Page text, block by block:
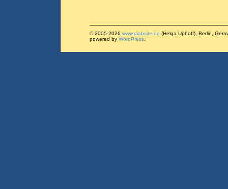
© 2005-2026 www.diabsite.de (Helga Uphoff), Berlin,
powered by WordPress.